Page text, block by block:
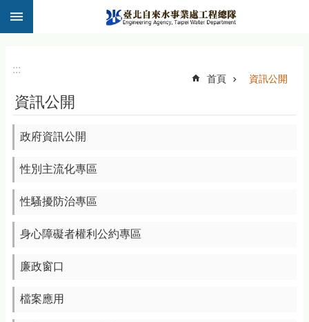
跳到主要內容區塊
:::
首頁 資訊公開
資訊公開
政府資訊公開
性別主流化專區
性騷擾防治專區
身心障礙者權利公約專區
廉政窗口
檔案應用